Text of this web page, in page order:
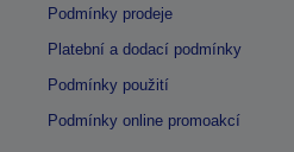
Podmínky prodeje
Platební a dodací podmínky
Podmínky použití
Podmínky online promoakcí